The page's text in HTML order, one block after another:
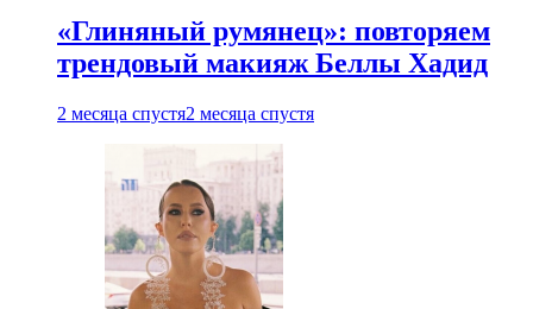
«Глиняный румянец»: повторяем
трендовый макияж Беллы Хадид
2 месяца спустя2 месяца спустя